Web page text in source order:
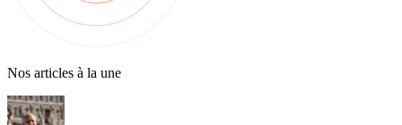
Nos articles à la une